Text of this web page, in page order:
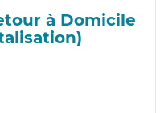
à Domicile